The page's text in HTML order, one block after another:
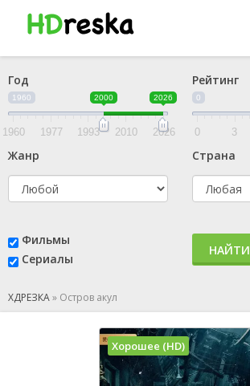
Год
1960 2000 2026
1960 1977 1993 2010 2026
Рейтинг
0
0 3
Жанр Страна
Фильмы
Сериалы
НАЙТИ
ХДРЕЗКА» Остров акул
Хорошее (HD)